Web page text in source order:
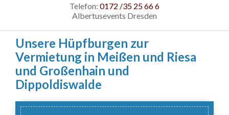
Telefon: 0172 /35 25 66 6
Albertusevents Dresden
Unsere Hüpfburgen zur
Vermietung in Meißen und Riesa
und Großenhain und
Dippoldiswalde